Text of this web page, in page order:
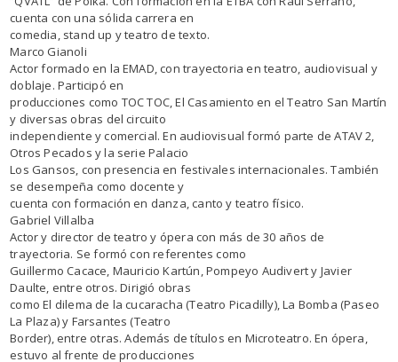
cuenta con una sólida carrera en
comedia, stand up y teatro de texto.
Marco Gianoli
Actor formado en la EMAD, con trayectoria en teatro, audiovisual y
doblaje. Participó en
producciones como TOC TOC, El Casamiento en el Teatro San Martín
y diversas obras del circuito
independiente y comercial. En audiovisual formó parte de ATAV 2,
Otros Pecados y la serie Palacio
Los Gansos, con presencia en festivales internacionales. También
se desempeña como docente y
cuenta con formación en danza, canto y teatro físico.
Gabriel Villalba
Actor y director de teatro y ópera con más de 30 años de
trayectoria. Se formó con referentes como
Guillermo Cacace, Mauricio Kartún, Pompeyo Audivert y Javier
Daulte, entre otros. Dirigió obras
como El dilema de la cucaracha (Teatro Picadilly), La Bomba (Paseo
La Plaza) y Farsantes (Teatro
Border), entre otras. Además de títulos en Microteatro. En ópera,
estuvo al frente de producciones